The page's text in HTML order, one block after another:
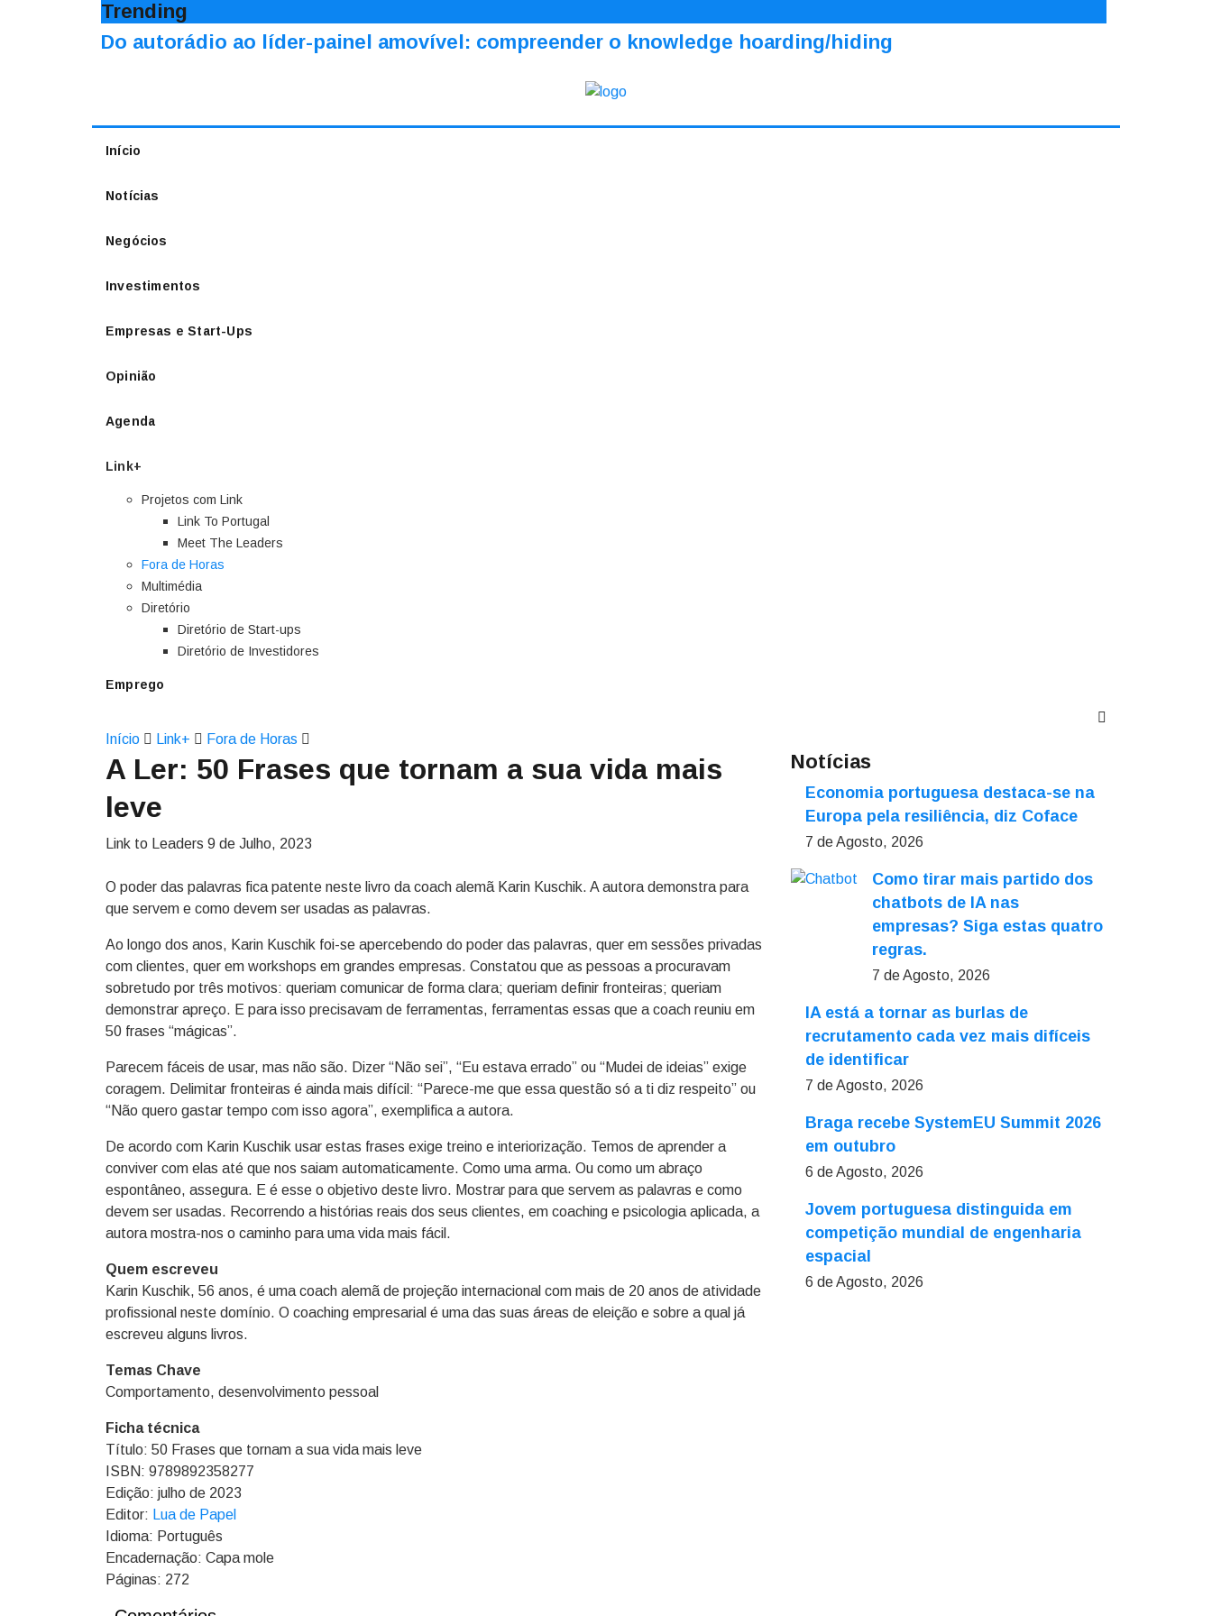
Trending
Do autorádio ao líder-painel amovível: compreender o knowledge hoarding/hiding
Início
Notícias
Negócios
Investimentos
Empresas e Start-Ups
Opinião
Agenda
Link+
Projetos com Link
Link To Portugal
Meet The Leaders
Fora de Horas
Multimédia
Diretório
Diretório de Start-ups
Diretório de Investidores
Emprego
Início Link+ Fora de Horas
A Ler: 50 Frases que tornam a sua vida mais
leve
Link to Leaders 9 de Julho, 2023
O poder das palavras fica patente neste livro da coach alemã Karin Kuschik. A autora demonstra para
que servem e como devem ser usadas as palavras.
Ao longo dos anos, Karin Kuschik foi-se apercebendo do poder das palavras, quer em sessões privadas
com clientes, quer em workshops em grandes empresas. Constatou que as pessoas a procuravam
sobretudo por três motivos: queriam comunicar de forma clara; queriam definir fronteiras; queriam
demonstrar apreço. E para isso precisavam de ferramentas, ferramentas essas que a coach reuniu em
50 frases “mágicas”.
Parecem fáceis de usar, mas não são. Dizer “Não sei”, “Eu estava errado” ou “Mudei de ideias” exige
coragem. Delimitar fronteiras é ainda mais difícil: “Parece-me que essa questão só a ti diz respeito” ou
“Não quero gastar tempo com isso agora”, exemplifica a autora.
De acordo com Karin Kuschik usar estas frases exige treino e interiorização. Temos de aprender a
conviver com elas até que nos saiam automaticamente. Como uma arma. Ou como um abraço
espontâneo, assegura. E é esse o objetivo deste livro. Mostrar para que servem as palavras e como
devem ser usadas. Recorrendo a histórias reais dos seus clientes, em coaching e psicologia aplicada, a
autora mostra-nos o caminho para uma vida mais fácil.
Quem escreveu
Karin Kuschik, 56 anos, é uma coach alemã de projeção internacional com mais de 20 anos de atividade
profissional neste domínio. O coaching empresarial é uma das suas áreas de eleição e sobre a qual já
escreveu alguns livros.
Temas Chave
Comportamento, desenvolvimento pessoal
Ficha técnica
Título: 50 Frases que tornam a sua vida mais leve
ISBN: 9789892358277
Edição: julho de 2023
Editor:
Lua de Papel
Idioma: Português
Encadernação: Capa mole
Páginas: 272
Notícias
Economia portuguesa destaca-se na
Europa pela resiliência, diz Coface
7 de Agosto, 2026
Como tirar mais partido dos
chatbots de IA nas
empresas? Siga estas quatro
regras.
7 de Agosto, 2026
IA está a tornar as burlas de
recrutamento cada vez mais difíceis
de identificar
7 de Agosto, 2026
Braga recebe SystemEU Summit 2026
em outubro
6 de Agosto, 2026
Jovem portuguesa distinguida em
competição mundial de engenharia
espacial
6 de Agosto, 2026